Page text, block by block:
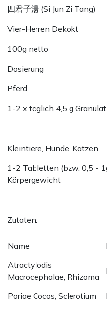
四君子湯 (Si Jun Zi Tang)
Vier-Herren Dekokt
100g netto
Dosierung
Pferd
1-2 x täglich 4,5 g Granulat
Kleintiere, Hunde, Katzen
1-2 Tabletten (bzw. 0,5 -
Körpergewicht
Zutaten:
Name
Atractylodis
Macrocephalae, Rhizoma
Poriae Cocos, Sclerotium